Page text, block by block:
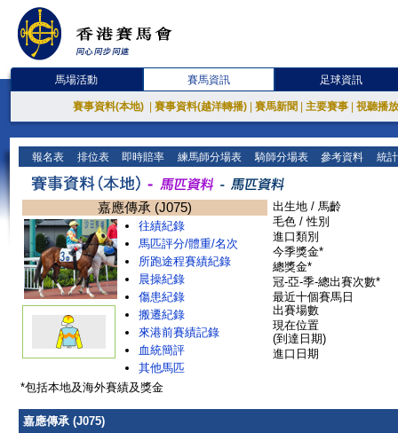
馬場活動 賽馬資訊 足球資訊
賽事資料(本地) 賽事資料(越洋轉播) 賽馬新聞 主要賽事 視聽播
報名表 排位表 即時賠率 練馬師分場表 騎師分場表 參考資料 統
嘉應傳承 (J075)
往績紀錄
馬匹評分/體重/名次
所跑途程賽績紀錄
晨操紀錄
傷患紀錄
搬遷紀錄
來港前賽績記錄
血統簡評
其他馬匹
出生地 / 馬齡
毛色 / 性別
進口類別
今季獎金*
總獎金*
冠-亞-季-總出賽次數*
最近十個賽馬日
出賽場數
現在位置
(到達日期)
進口日期
*包括本地及海外賽績及獎金
嘉應傳承 (J075)